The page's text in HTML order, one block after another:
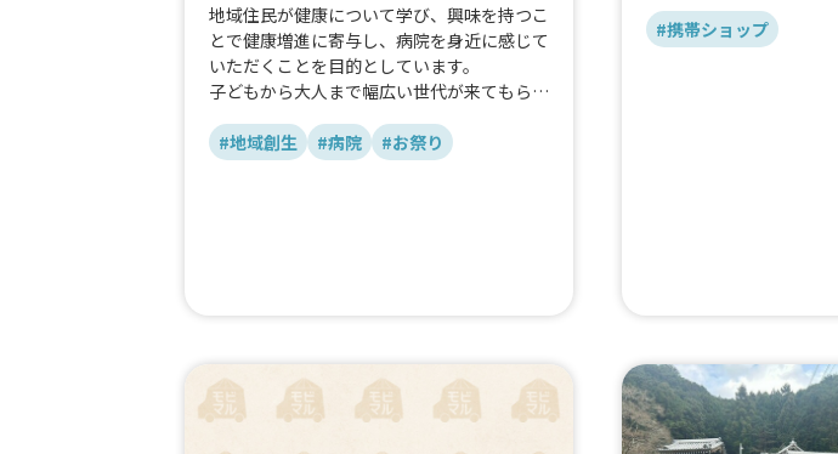
地域住民が健康について学び、興味を持つこ
とで健康増進に寄与し、病院を身近に感じて
いただくことを目的としています。
子どもから大人まで幅広い世代が来てもらえ
たします。
会場を盛り上げていただけますと幸いです。
売をしていただけないか検討しています。
#地域創生 #病院 #お祭り
#携帯ショップ